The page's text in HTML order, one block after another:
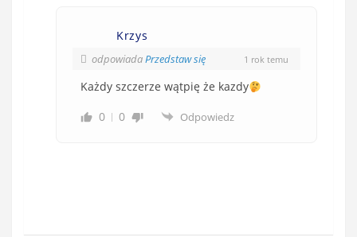
Krzys
odpowiadaPrzedstaw się 1 rok temu
Każdy szczerze wątpię że kazdy
0
0 Odpowiedz